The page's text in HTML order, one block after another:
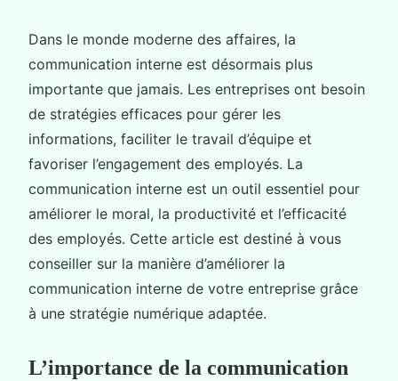
Dans le monde moderne des affaires, la
communication interne est désormais plus
importante que jamais. Les entreprises ont besoin
de stratégies efficaces pour gérer les
informations, faciliter le travail d’équipe et
favoriser l’engagement des employés. La
communication interne est un outil essentiel pour
améliorer le moral, la productivité et l’efficacité
des employés. Cette article est destiné à vous
conseiller sur la manière d’améliorer la
communication interne de votre entreprise grâce
à une stratégie numérique adaptée.
L’importance de la communication